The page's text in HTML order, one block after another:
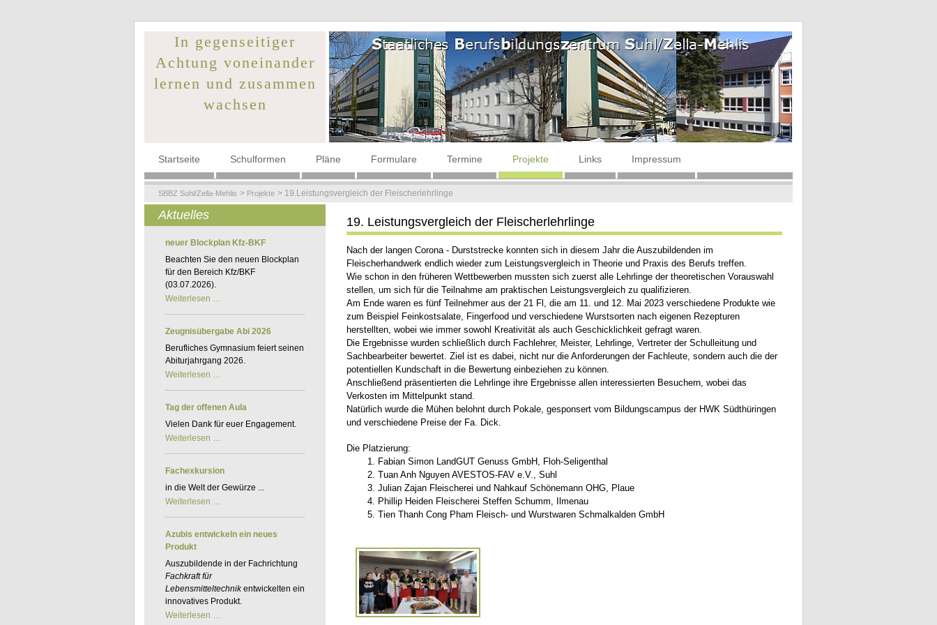
In gegenseitiger
Achtung voneinander
lernen und zusammen
wachsen
Navigation
Startseite Schulformen Pläne Formulare Termine Projekte Links Impressum
SBBZ Suhl/Zella-Mehlis Projekte 19.Leistungsvergleich der Fleischerlehrlinge
19. Leistungsvergleich der Fleischerlehrlinge
Nach der langen Corona - Durststrecke konnten sich in diesem Jahr die Auszubildenden im
Fleischerhandwerk endlich wieder zum Leistungsvergleich in Theorie und Praxis des Berufs treffen.
Wie schon in den früheren Wettbewerben mussten sich zuerst alle Lehrlinge der theoretischen Vorauswahl
stellen, um sich für die Teilnahme am praktischen Leistungsvergleich zu qualifizieren.
Am Ende waren es fünf Teilnehmer aus der 21 Fl, die am 11. und 12. Mai 2023 verschiedene Produkte wie
zum Beispiel Feinkostsalate, Fingerfood und verschiedene Wurstsorten nach eigenen Rezepturen
herstellten, wobei wie immer sowohl Kreativität als auch Geschicklichkeit gefragt waren.
Die Ergebnisse wurden schließlich durch Fachlehrer, Meister, Lehrlinge, Vertreter der Schulleitung und
Sachbearbeiter bewertet. Ziel ist es dabei, nicht nur die Anforderungen der Fachleute, sondern auch die der
potentiellen Kundschaft in die Bewertung einbeziehen zu können.
Anschließend präsentierten die Lehrlinge ihre Ergebnisse allen interessierten Besuchern, wobei das
Verkosten im Mittelpunkt stand.
Natürlich wurde die Mühen belohnt durch Pokale, gesponsert vom Bildungscampus der HWK Südthüringen
und verschiedene Preise der Fa. Dick.
Die Platzierung:
1. Fabian Simon LandGUT Genuss GmbH, Floh-Seligenthal
2. Tuan Anh Nguyen AVESTOS-FAV e.V., Suhl
3. Julian Zajan Fleischerei und Nahkauf Schönemann OHG, Plaue
4. Phillip Heiden Fleischerei Steffen Schumm, Ilmenau
5. Tien Thanh Cong Pham Fleisch- und Wurstwaren Schmalkalden GmbH
Aktuelles
neuer Blockplan Kfz-BKF
Beachten Sie den neuen Blockplan
für den Bereich Kfz/BKF
(03.07.2026).
Weiterlesen …
Kfz-
BKF
Zeugnisübergabe Abi 2026
Berufliches Gymnasium feiert seinen
Abiturjahrgang 2026.
Weiterlesen …
2026
Tag der offenen Aula
Vielen Dank für euer Engagement.
Weiterlesen …
offenen
Aula
Fachexkursion
in die Welt der Gewürze ...
Weiterlesen …
Azubis entwickeln ein neues
Produkt
Auszubildende in der Fachrichtung
Fachkraft für
Lebensmitteltechnikentwickelten ein
innovatives Produkt.
Weiterlesen …